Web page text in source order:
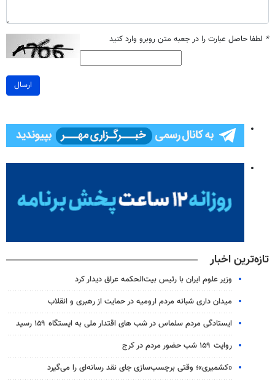
* لطفا حاصل عبارت را در جعبه متن روبرو وارد کنید
ارسال
تازه‌ترین اخبار
وزیر علوم ایران با رئیس بیت‌الحکمه عراق دیدار کرد
میدان داری شبانه مردم ارومیه در حمایت از رهبری و انقلاب
ایستادگی مردم سلماس در شب های اقتدار ملی به ایستگاه ۱۵۹ رسید
روایت ۱۵۹ شب حضور مردم در کرج
«کشمیری»؛ وقتی برچسب‌سازی جای نقد رسانه‌ای را می‌گیرد